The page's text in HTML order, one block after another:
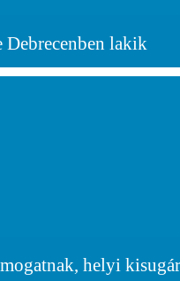
Debrecenben lakik
helyi